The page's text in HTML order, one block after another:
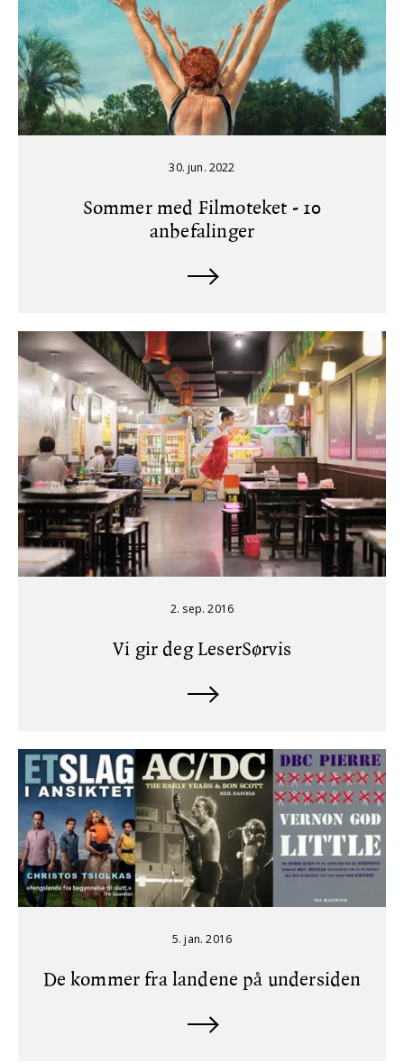
30. jun. 2022
Sommer med Filmoteket - 10
anbefalinger
2. sep. 2016
Vi gir deg LeserSørvis
5. jan. 2016
De kommer fra landene på undersiden